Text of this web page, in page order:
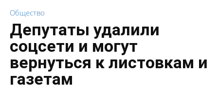
Общество
Депутаты удалили
соцсети и могут
вернуться к листовкам и
газетам